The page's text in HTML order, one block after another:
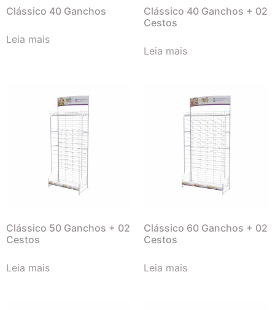
Clássico 40 Ganchos
Leia mais
Clássico 40 Ganchos + 02
Cestos
Leia mais
Clássico 50 Ganchos + 02
Cestos
Leia mais
Clássico 60 Ganchos + 02
Cestos
Leia mais